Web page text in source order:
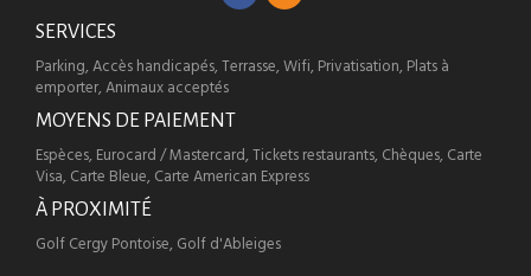
SERVICES
Parking, Accès handicapés, Terrasse, Wifi, Privatisation, Plats à
emporter, Animaux acceptés
MOYENS DE PAIEMENT
Espèces, Eurocard / Mastercard, Tickets restaurants, Chèques, Carte
Visa, Carte Bleue, Carte American Express
À PROXIMITÉ
Golf Cergy Pontoise, Golf d'Ableiges